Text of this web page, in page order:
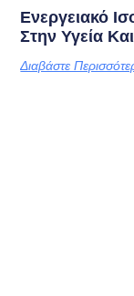
Ενεργειακό
Στην Υγεία
Διαβάστε